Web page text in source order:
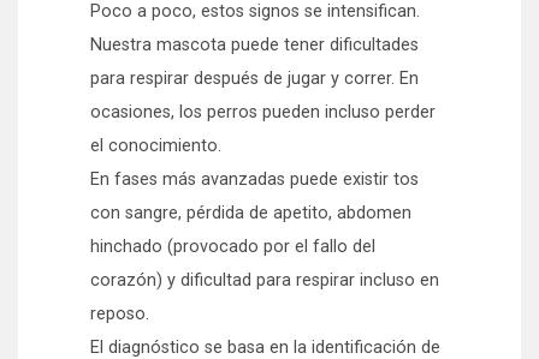
Poco a poco, estos signos se intensifican.
Nuestra mascota puede tener dificultades
para respirar después de jugar y correr. En
ocasiones, los perros pueden incluso perder
el conocimiento.
En fases más avanzadas puede existir tos
con sangre, pérdida de apetito, abdomen
hinchado (provocado por el fallo del
corazón) y dificultad para respirar incluso en
reposo.
El diagnóstico se basa en la identificación de